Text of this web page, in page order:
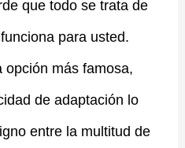
que todo se trata de
para usted.
opción más famosa,
de adaptación lo
entre la multitud de